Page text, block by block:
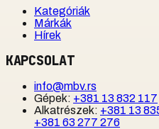
Kategóriák
Márkák
Hírek
KAPCSOLAT
info@mbv.rs
Gépek: +381 13 832 117
Alkatrészek: +381 13
+381 63 277 276